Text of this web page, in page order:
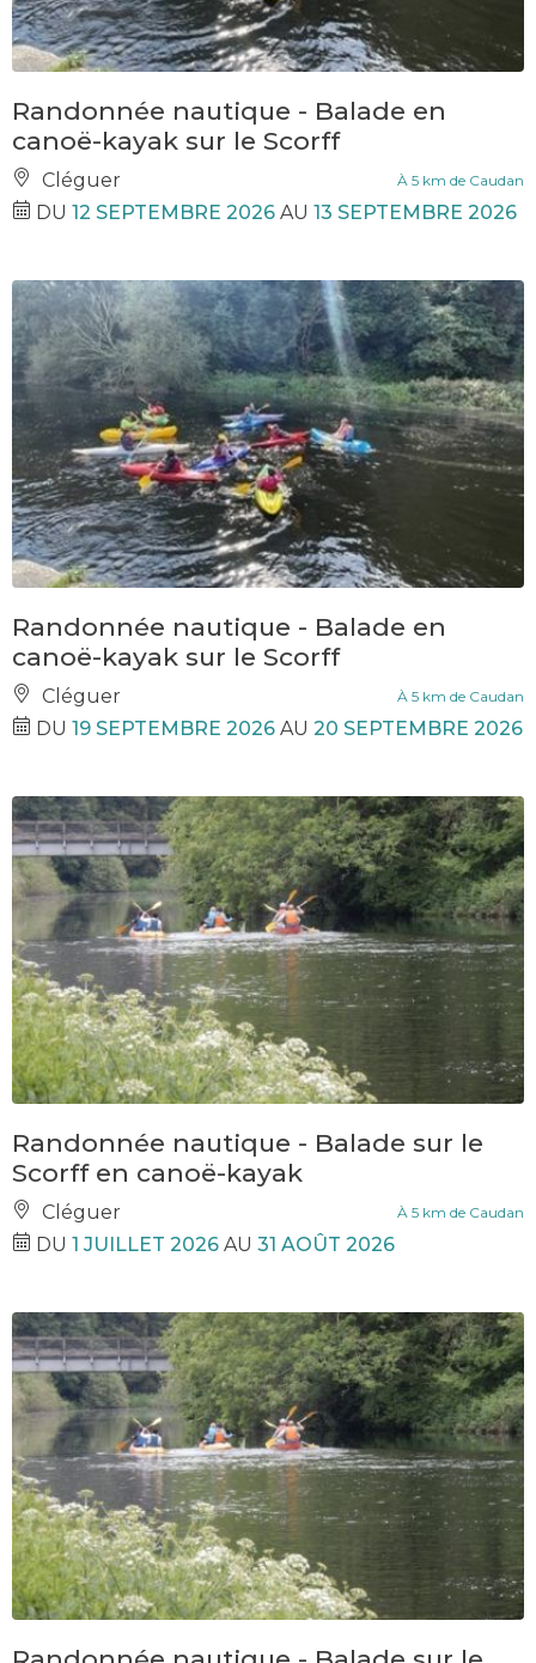
Randonnée nautique - Balade en
canoë-kayak sur le Scorff
Cléguer À 5 km de Caudan
DU 12 SEPTEMBRE 2026 AU 13 SEPTEMBRE 2026
Randonnée nautique - Balade en
canoë-kayak sur le Scorff
Cléguer À 5 km de Caudan
DU 19 SEPTEMBRE 2026 AU 20 SEPTEMBRE 2026
Randonnée nautique - Balade sur le
Scorff en canoë-kayak
Cléguer À 5 km de Caudan
DU 1 JUILLET 2026 AU 31 AOÛT 2026